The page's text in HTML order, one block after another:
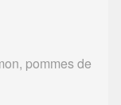
pommes de